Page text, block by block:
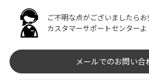
ご不明な点がございましたら
カスタマーサポートセンターよ
メールでのお問い合